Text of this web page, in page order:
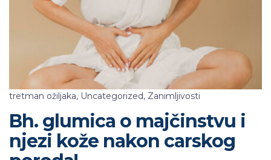
tretman ožiljaka, Uncategorized, Zanimljivosti
Bh. glumica o majčinstvu i
njezi kože nakon carskog